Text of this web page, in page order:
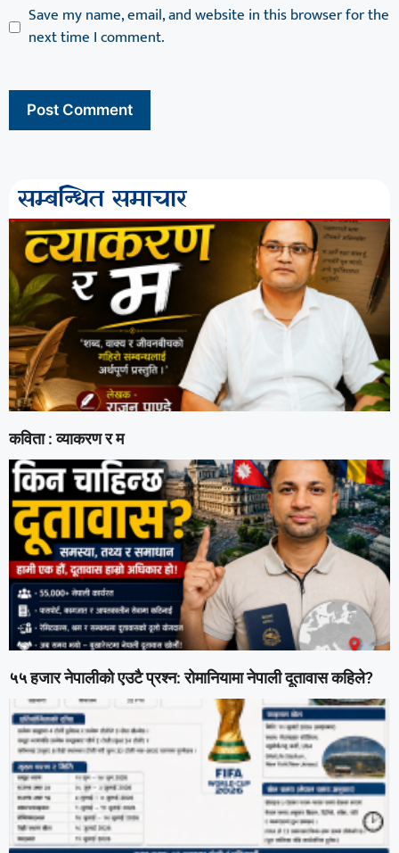
Save my name, email, and website in this browser for the
next time I comment.
सम्बन्धित समाचार
कविता : व्याकरण र म
५५ हजार नेपालीको एउटै प्रश्न: रोमानियामा नेपाली दूतावास कहिले?